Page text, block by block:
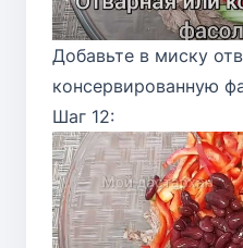
Добавьте в миску
консервированную
Шаг 12: